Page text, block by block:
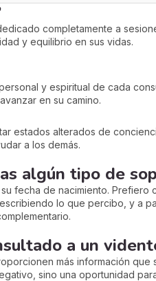
completamente a
y equilibrio en sus vidas.
y espiritual de cada
en su camino.
estados alterados de
a los demás.
algún tipo de
fecha de nacimiento. Prefiero
lo que percibo, y a
a un
más información que
sino una oportunidad